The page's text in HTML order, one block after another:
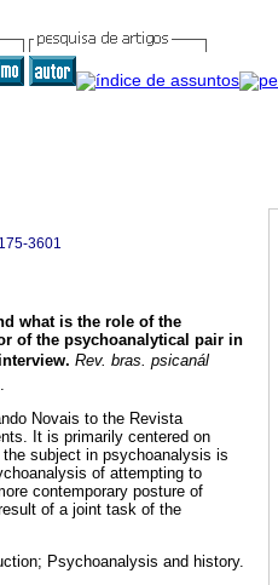
3601
what is the role of the
of the psychoanalytical pair in
. Rev. bras. psicanál
Novais to the Revista
It is primarily centered on
subject in psychoanalysis is
of attempting to
contemporary posture of
of a joint task of the
Psychoanalysis and history.